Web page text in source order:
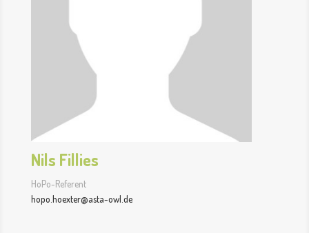
Nils Fillies
HoPo-Referent
hopo.hoexter@asta-owl.de